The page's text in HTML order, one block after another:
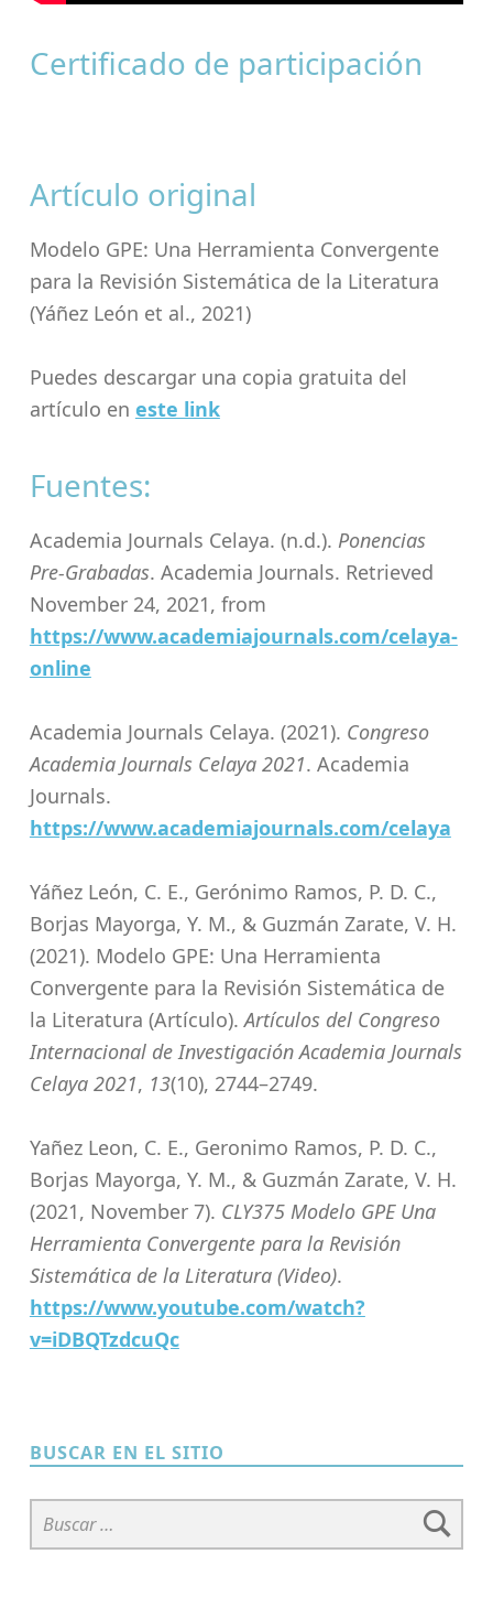
Certificado de participación
Artículo original
Modelo GPE: Una Herramienta Convergente
para la Revisión Sistemática de la Literatura
(Yáñez León et al., 2021)
Puedes descargar una copia gratuita del
artículo en este link
Fuentes:
Academia Journals Celaya. (n.d.). Ponencias
Pre-Grabadas. Academia Journals. Retrieved
November 24, 2021, from
https://www.academiajournals.com/celaya-
online
Academia Journals Celaya. (2021). Congreso
Academia Journals Celaya 2021. Academia
Journals.
https://www.academiajournals.com/celaya
Yáñez León, C. E., Gerónimo Ramos, P. D. C.,
Borjas Mayorga, Y. M., & Guzmán Zarate, V. H.
(2021). Modelo GPE: Una Herramienta
Convergente para la Revisión Sistemática de
la Literatura (Artículo).Artículos del Congreso
Internacional de Investigación Academia Journals
Celaya 2021, 13(10), 2744–2749.
Yañez Leon, C. E., Geronimo Ramos, P. D. C.,
Borjas Mayorga, Y. M., & Guzmán Zarate, V. H.
(2021, November 7). CLY375 Modelo GPE Una
Herramienta Convergente para la Revisión
Sistemática de la Literatura (Video).
https://www.youtube.com/watch?
v=iDBQTzdcuQc
BUSCAR EN EL SITIO
Buscar: